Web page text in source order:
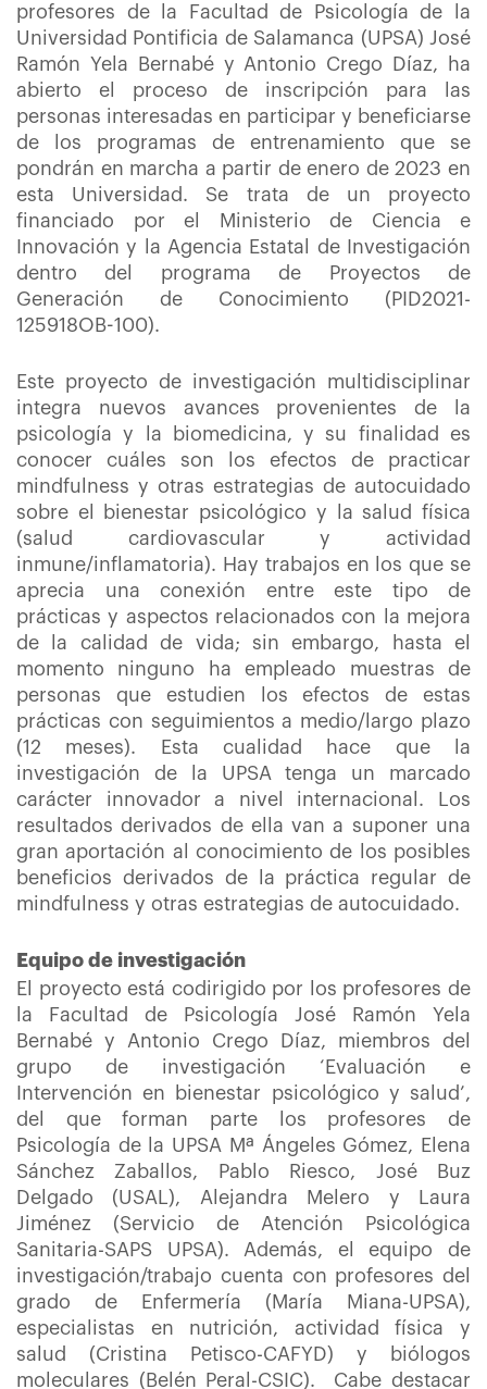
profesores de la Facultad de Psicología de la
Universidad Pontificia de Salamanca (UPSA) José
Ramón Yela Bernabé y Antonio Crego Díaz, ha
abierto el proceso de inscripción para las
personas interesadas en participar y beneficiarse
de los programas de entrenamiento que se
pondrán en marcha a partir de enero de 2023 en
esta Universidad. Se trata de un proyecto
financiado por el Ministerio de Ciencia e
Innovación y la Agencia Estatal de Investigación
dentro del programa de Proyectos de
Generación de Conocimiento (PID2021-
125918OB-100).
Este proyecto de investigación multidisciplinar
integra nuevos avances provenientes de la
psicología y la biomedicina, y su finalidad es
conocer cuáles son los efectos de practicar
mindfulness y otras estrategias de autocuidado
sobre el bienestar psicológico y la salud física
(salud cardiovascular y actividad
inmune/inflamatoria). Hay trabajos en los que se
aprecia una conexión entre este tipo de
prácticas y aspectos relacionados con la mejora
de la calidad de vida; sin embargo, hasta el
momento ninguno ha empleado muestras de
personas que estudien los efectos de estas
prácticas con seguimientos a medio/largo plazo
(12 meses). Esta cualidad hace que la
investigación de la UPSA tenga un marcado
carácter innovador a nivel internacional. Los
resultados derivados de ella van a suponer una
gran aportación al conocimiento de los posibles
beneficios derivados de la práctica regular de
mindfulness y otras estrategias de autocuidado.
Equipo de investigación
El proyecto está codirigido por los profesores de
la Facultad de Psicología José Ramón Yela
Bernabé y Antonio Crego Díaz, miembros del
grupo de investigación ‘Evaluación e
Intervención en bienestar psicológico y salud’,
del que forman parte los profesores de
Psicología de la UPSA Mª Ángeles Gómez, Elena
Sánchez Zaballos, Pablo Riesco, José Buz
Delgado (USAL), Alejandra Melero y Laura
Jiménez (Servicio de Atención Psicológica
Sanitaria-SAPS UPSA). Además, el equipo de
investigación/trabajo cuenta con profesores del
grado de Enfermería (María Miana-UPSA),
especialistas en nutrición, actividad física y
salud (Cristina Petisco-CAFYD) y biólogos
moleculares (Belén Peral-CSIC). Cabe destacar